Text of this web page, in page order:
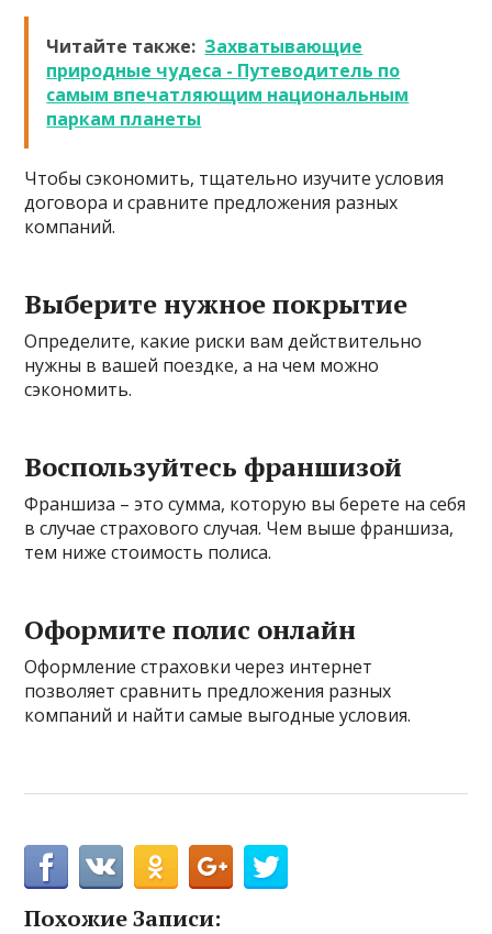
Читайте также: Захватывающие
природные чудеса - Путеводитель по
самым впечатляющим национальным
паркам планеты
Чтобы сэкономить, тщательно изучите условия
договора и сравните предложения разных
компаний.
Выберите нужное покрытие
Определите, какие риски вам действительно
нужны в вашей поездке, а на чем можно
сэкономить.
Воспользуйтесь франшизой
Франшиза – это сумма, которую вы берете на себя
в случае страхового случая. Чем выше франшиза,
тем ниже стоимость полиса.
Оформите полис онлайн
Оформление страховки через интернет
позволяет сравнить предложения разных
компаний и найти самые выгодные условия.
Похожие Записи: